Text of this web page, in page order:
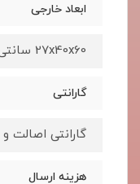
ابعاد خارجی
27x40x60 سانتی‌متر
گارانتی
گارانتی اصالت
هزینه ارسال